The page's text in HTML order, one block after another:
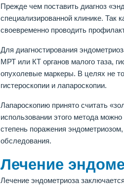
Прежде чем поставить диагноз
специализированной клинике. Так
своевременно проводить
Для диагностирования
МРТ или КТ органов малого таза,
опухолевые маркеры. В целях не
гистероскопии и лапароскопии.
Лапароскопию принято считать
использовании этого метода
степень поражения
обследования.
Лечение
Лечение эндометриоза